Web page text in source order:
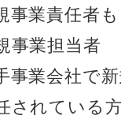
事業責任者も
事業担当者
事業会社で
されている方